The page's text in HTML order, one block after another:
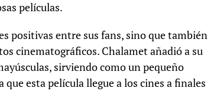
películas.
positivas entre sus fans, sino que también
cinematográficos. Chalamet añadió a su
sirviendo como un pequeño
que esta película llegue a los cines a finales